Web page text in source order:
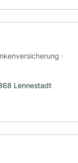
·
Lennestadt